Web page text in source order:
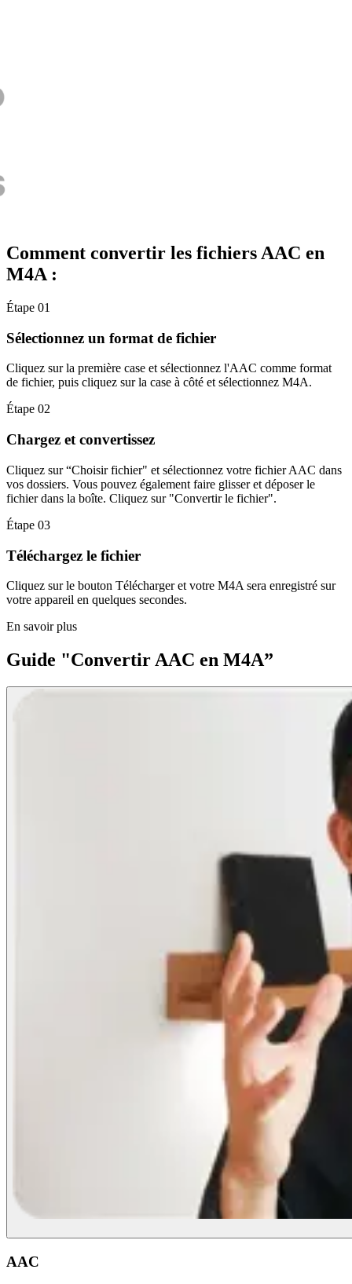
Comment convertir les fichiers AAC en
M4A :
Étape 01
Sélectionnez un format de fichier
Cliquez sur la première case et sélectionnez l'AAC comme format
de fichier, puis cliquez sur la case à côté et sélectionnez M4A.
Étape 02
Chargez et convertissez
Cliquez sur “Choisir fichier" et sélectionnez votre fichier AAC dans
vos dossiers. Vous pouvez également faire glisser et déposer le
fichier dans la boîte. Cliquez sur "Convertir le fichier".
Étape 03
Téléchargez le fichier
Cliquez sur le bouton Télécharger et votre M4A sera enregistré sur
votre appareil en quelques secondes.
En savoir plus
Guide "Convertir AAC en M4A”
AAC